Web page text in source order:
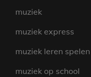
muziek
muziek express
muziek leren spelen
muziek op school